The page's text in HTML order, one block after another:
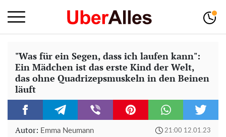
"Was für ein Segen, dass ich laufen kann":
Ein Mädchen ist das erste Kind der Welt,
das ohne Quadrizepsmuskeln in den Beinen
läuft
Autor: Emma Neumann 21:00 12.01.23